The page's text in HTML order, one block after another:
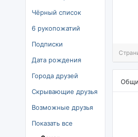
Чёрный список
6 рукопожатий
Подписки
Дата рождения
Города друзей
Скрывающие друзья
озможные друзья
Показать все